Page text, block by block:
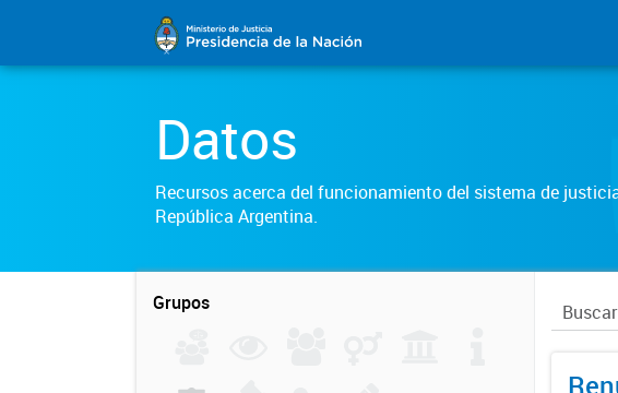
Datos
Recursos acerca del funcionamiento del sistema de
República Argentina.
Grupos